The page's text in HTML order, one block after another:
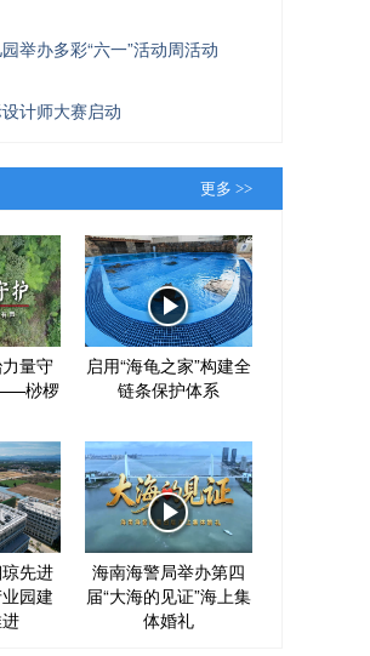
举办多彩“六一”活动周活动
计师大赛启动
更多 >>
量守
桫椤
启用“海龟之家”构建全
链条保护体系
先进
园建
海南海警局举办第四
届“大海的见证”海上集
体婚礼